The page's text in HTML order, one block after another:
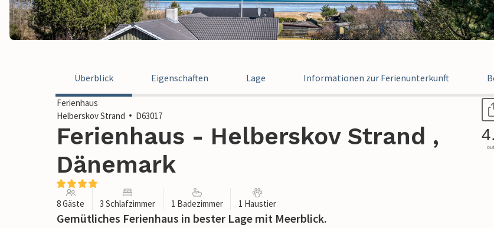
Überblick Eigenschaften Lage Informationen zur Ferienunterkunft
Ferienhaus
Helberskov Strand
D63017
Ferienhaus - Helberskov Strand ,
Dänemark
8 Gäste 3 Schlafzimmer 1 Badezimmer 1 Haustier
Gemütliches Ferienhaus in bester Lage mit Meerblick.